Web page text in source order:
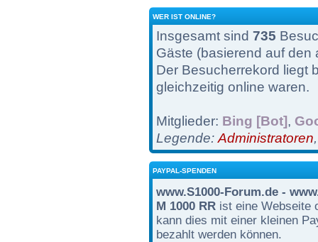
WER IST ONLINE?
Insgesamt sind 735
Gäste (basierend auf den
Der Besucherrekord liegt
gleichzeitig online waren.
Mitglieder: Bing [Bot],
Legende: Administratoren
PAYPAL-SPENDEN
www.S1000-Forum.de -
M 1000 RR ist eine Webseite
kann dies mit einer kleinen
bezahlt werden können.